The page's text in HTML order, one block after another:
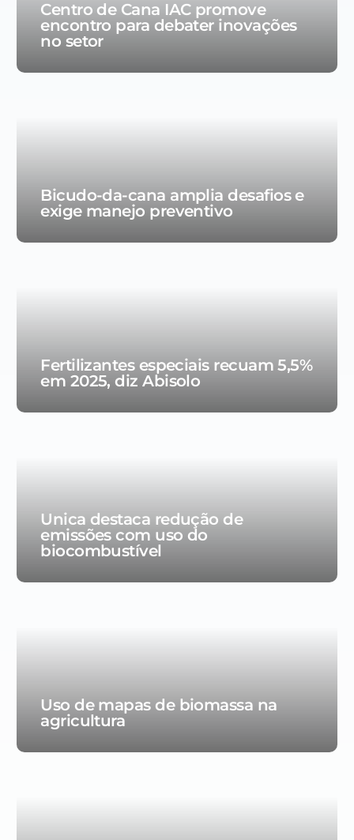
Centro de Cana IAC promove
encontro para debater inovações
no setor
Bicudo-da-cana amplia desafios e
exige manejo preventivo
Fertilizantes especiais recuam 5,5%
em 2025, diz Abisolo
Unica destaca redução de
emissões com uso do
biocombustível
Uso de mapas de biomassa na
agricultura